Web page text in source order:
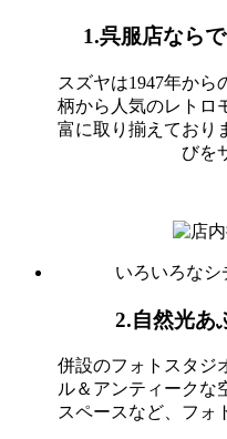
1.呉服店なら
スズヤは1947年か
柄から人気のレトロ
富に取り揃えており
びを
いろいろなシ
2.自然光あ
併設のフォトスタジ
ル＆アンティークな
スペースなど、フォ